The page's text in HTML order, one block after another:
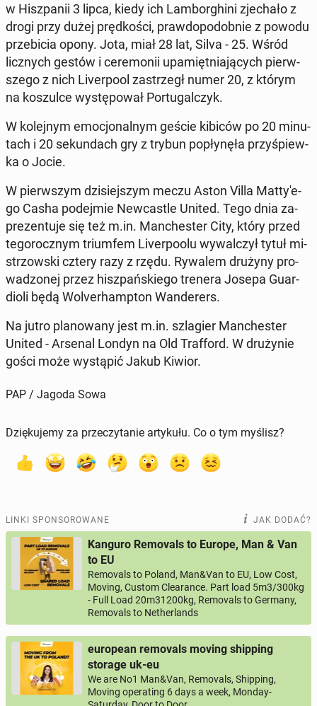
w Hisz­pa­nii 3 lipca, kiedy ich Lam­bor­ghi­ni zje­cha­ło z
drogi przy dużej pręd­ko­ści, praw­do­po­dob­nie z powodu
prze­bi­cia opony. Jota, miał 28 lat, Silva - 25. Wśród
licz­nych gestów i ce­re­mo­nii upa­mięt­nia­ją­cych pierw­
sze­go z nich Li­ver­po­ol za­strzegł numer 20, z którym
na ko­szul­ce wy­stę­po­wał Por­tu­gal­czyk.
W ko­lej­nym emo­cjo­nal­nym geście kibiców po 20 mi­nu­
tach i 20 se­kun­dach gry z trybun po­pły­nę­ła przy­śpiew­
ka o Jocie.
W pierw­szym dzi­siej­szym meczu Aston Villa Mat­ty­'e­
go Casha po­dej­mie New­ca­stle United. Tego dnia za­
pre­zen­tu­je się też m.in. Man­che­ster City, który przed
te­go­rocz­nym trium­fem Li­ver­po­olu wy­wal­czył tytuł mi­
strzow­ski cztery razy z rzędu. Rywalem drużyny pro­
wa­dzo­nej przez hisz­pań­skie­go trenera Josepa Gu­ar­
dio­li będą Wo­lver­hamp­ton Wan­de­rers.
Na jutro pla­no­wa­ny jest m.in. szla­gier Man­che­ster
United - Arsenal Londyn na Old Traf­ford. W dru­ży­nie
gości może wy­stą­pić Jakub Kiwior.
PAP / Jagoda Sowa
Dziękujemy za przeczytanie artykułu. Co o tym myślisz?
LINKI SPONSOROWANE JAK DODAĆ?
Kanguro Removals to Europe, Man & Van
to EU
Removals to Poland, Man&Van to EU, Low Cost,
Moving, Custom Clearance. Part load 5m3/300kg
- Full Load 20m31200kg, Removals to Germany,
Removals to Netherlands
european removals moving shipping
storage uk-eu
We are No1 Man&Van, Removals, Shipping,
Moving operating 6 days a week, Monday-